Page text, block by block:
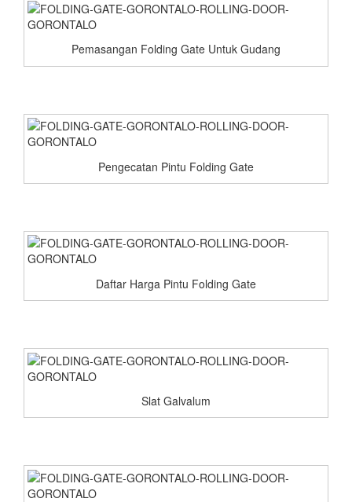
Pemasangan Folding Gate Untuk Gudang
Pengecatan Pintu Folding Gate
Daftar Harga Pintu Folding Gate
Slat Galvalum